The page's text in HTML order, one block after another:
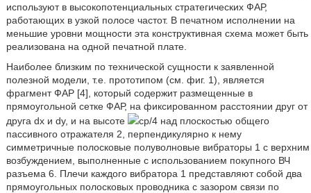
используют в высокопотенциальных стратегических ФАР,
работающих в узкой полосе частот. В печатном исполнении на
меньшие уровни мощности эта конструктивная схема может быть
реализована на одной печатной плате.
Наиболее близким по технической сущности к заявленной
полезной модели, т.е. прототипом (см. фиг. 1), является
фрагмент ФАР [4], который содержит размещенные в
прямоугольной сетке ФАР, на фиксированном расстоянии друг от
друга dx и dy, и на высоте
ср/4 над плоскостью общего
пассивного отражателя 2, перпендикулярно к нему
симметричные полосковые полуволновые вибраторы 1 с верхним
возбуждением, выполненные с использованием покупного ВЧ
разъема 6. Плечи каждого вибратора 1 представляют собой два
прямоугольных полосковых проводника с зазором связи по